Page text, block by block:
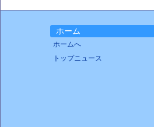
ホーム
ホームへ
トップニュース